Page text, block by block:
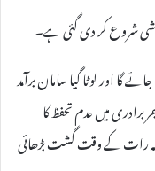
شروع کر دی گئی ہے۔
گا اور لوٹا گیا سامان برآمد
میں عدم تحفظ کا
کہ رات کے وقت گشت بڑھائی